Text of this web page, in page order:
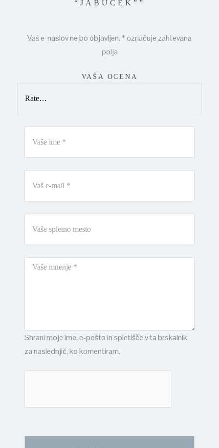
“JABUČEK””
Vaš e-naslov ne bo objavljen.* označuje zahtevana
polja
VAŠA OCENA
Shrani moje ime, e-pošto in spletišče v ta brskalnik
za naslednjič, ko komentiram.